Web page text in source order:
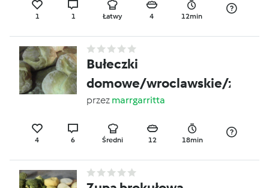
1 1 Łatwy 4 12min
Bułeczki
domowe/wroclawskie/
przez marrgarritta
4 6 Średni 12 18min